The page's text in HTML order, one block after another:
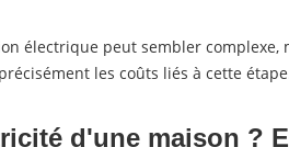
électrique peut sembler complexe,
les coûts liés à cette
d'une maison ?